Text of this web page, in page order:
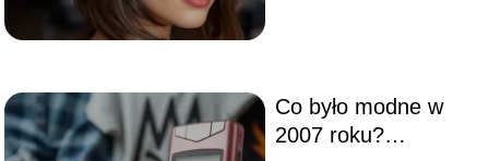
Co było modne w
2007 roku?